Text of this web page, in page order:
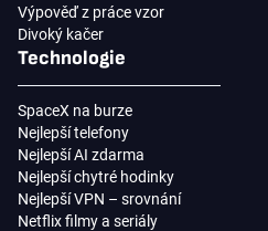
Výpověď z práce vzor
Divoký kačer
Technologie
SpaceX na burze
Nejlepší telefony
Nejlepší AI zdarma
Nejlepší chytré hodinky
Nejlepší VPN – srovnání
Netflix filmy a seriály